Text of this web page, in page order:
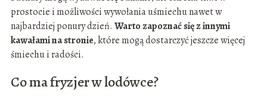
prostocie i możliwości wywołania uśmiechu nawet w
najbardziej ponury dzień. Warto zapoznać się z innymi
kawałami na stronie, które mogą dostarczyć jeszcze więcej
śmiechu i radości.
Co ma fryzjer w lodówce?